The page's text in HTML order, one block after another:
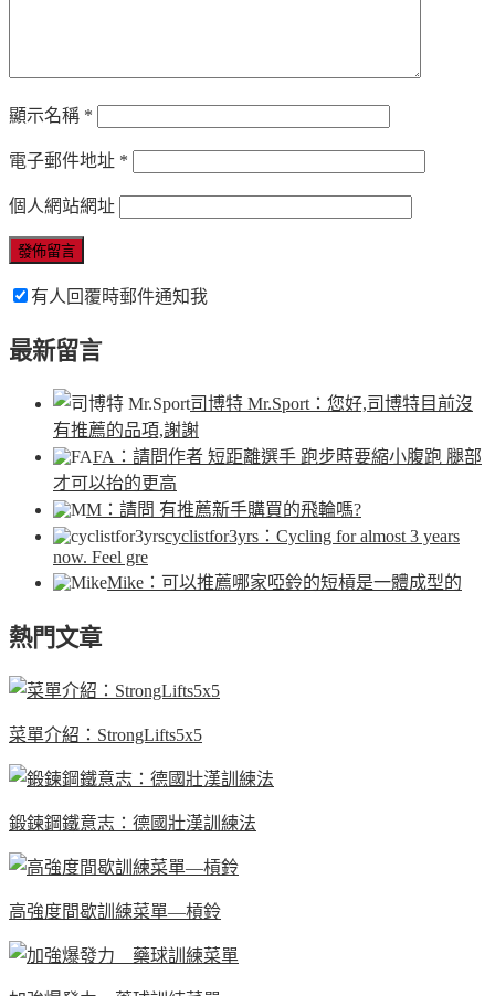
顯示名稱 *
電子郵件地址 *
個人網站網址
有人回覆時郵件通知我
最新留言
司博特 Mr.Sport：您好,司博特目前沒
有推薦的品項,謝謝
FA ：請問作者 短距離選手 跑步時要縮小腹跑 腿部
才可以抬的更高
M ：請問 有推薦新手購買的飛輪嗎?
cyclistfor3yrs ：Cycling for almost 3 years
now. Feel gre
Mike ：可以推薦哪家啞鈴的短槓是一體成型的
熱門文章
菜單介紹：StrongLifts5x5
鍛鍊鋼鐵意志：德國壯漢訓練法
高強度間歇訓練菜單—槓鈴